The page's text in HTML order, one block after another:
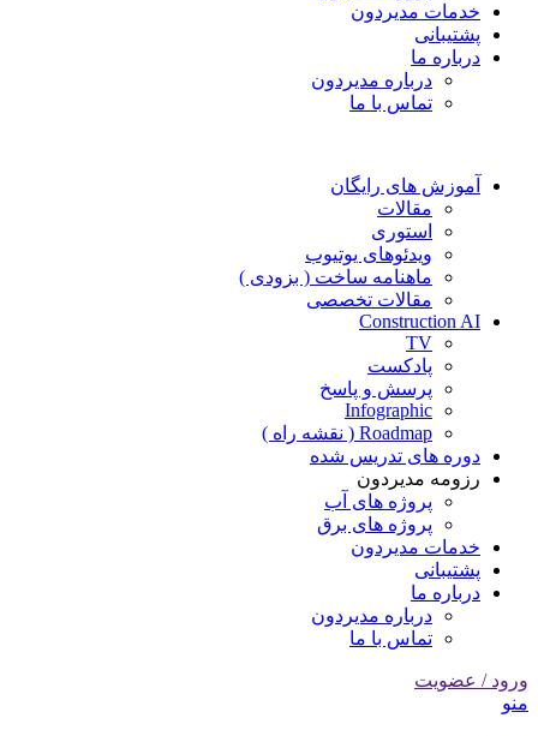
خدمات مدیردون
پشتیبانی
درباره ما
درباره مدیردون
تماس با ما
آموزش های رایگان
مقالات
استوری
ویدئوهای یوتیوب
ماهنامه ساخت ( بزودی )
مقالات تخصصی
Construction AI
TV
پادکست
پرسش و پاسخ
Infographic
Roadmap ( نقشه راه )
دوره های تدریس شده
رزومه مدیردون
پروژه های آب
پروژه های برق
خدمات مدیردون
پشتیبانی
درباره ما
درباره مدیردون
تماس با ما
ورود / عضویت
منو